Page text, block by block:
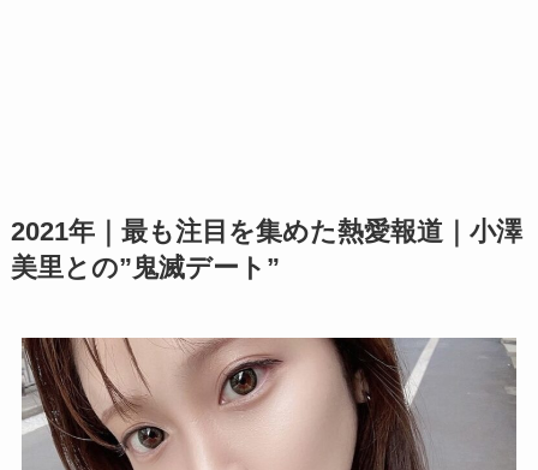
2021年｜最も注目を集めた熱愛報道｜小澤
美里との”鬼滅デート”